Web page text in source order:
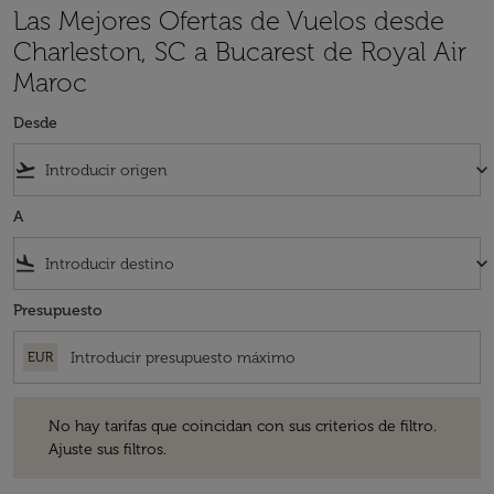
Las Mejores Ofertas de Vuelos desde
Charleston, SC a Bucarest de Royal Air
Maroc
Desde
flight_takeoff keyboard_arrow_down
A
flight_land keyboard_arrow_down
Presupuesto
EUR
No hay tarifas que coincidan con sus criterios de filtro.
Ajuste sus filtros.